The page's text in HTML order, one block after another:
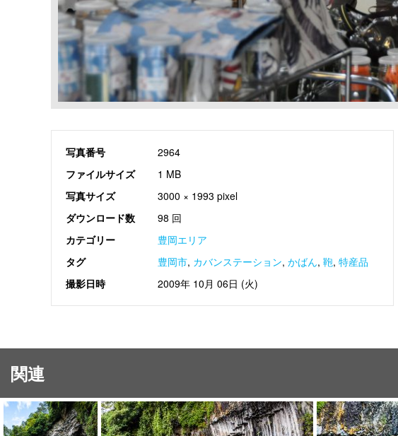
写真番号
2964
ファイルサイズ
1 MB
写真サイズ
3000 × 1993 pixel
ダウンロード数
98 回
カテゴリー
豊岡エリア
タグ
豊岡市, カバンステーション, かばん, 鞄, 特産品
撮影日時
2009年 10月 06日 (火)
関連